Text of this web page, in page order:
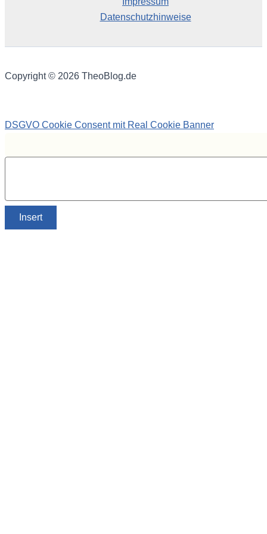
Datenschutzhinweise
Copyright © 2026 TheoBlog.de
DSGVO Cookie Consent mit Real Cookie Banner
Insert